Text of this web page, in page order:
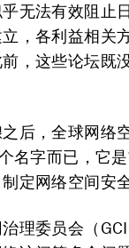
无法有效阻止
，各利益相关
，这些论坛既
之后，全球网络
名字而已，它
定网络空间安
理委员会（